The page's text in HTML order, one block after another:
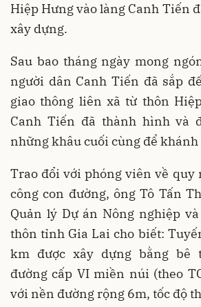
Hiệp Hưng vào làng Canh Tiến
xây dựng.
Sau bao tháng ngày mong
người dân Canh Tiến đã sắp
giao thông liên xã từ thôn
Canh Tiến đã thành hình và
những khâu cuối cùng để
Trao đổi với phóng viên về quy
công con đường, ông Tô Tấn
Quản lý Dự án Nông nghiệp
thôn tỉnh Gia Lai cho biết:
km được xây dựng bằng bê
đường cấp VI miền núi (theo
với nền đường rộng 6m, tốc độ